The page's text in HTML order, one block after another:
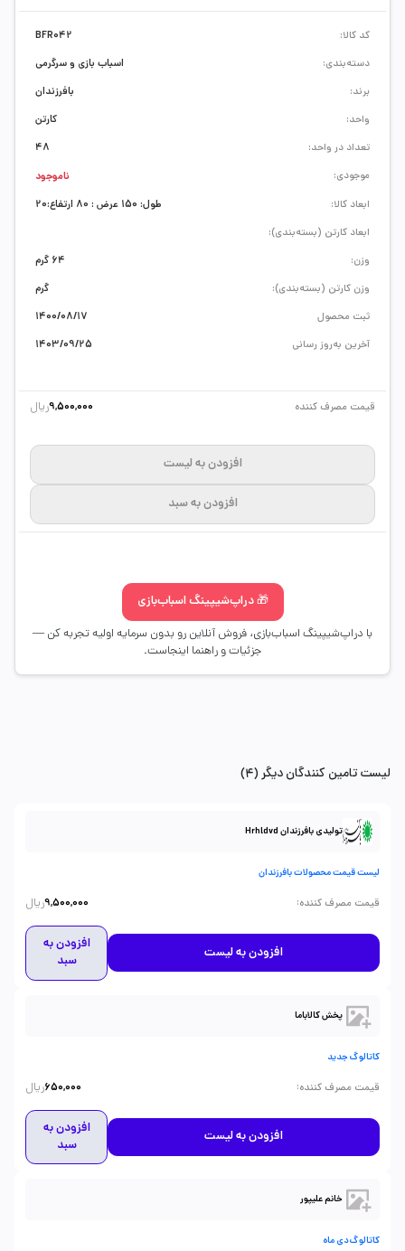
ابعاد کالا:
طول: 150 عرض : 80 ارتفاع:20
ابعاد کارتن (بسته‌بندی):
وزن:
64 گرم
وزن کارتن (بسته‌بندی):
گرم
ثبت محصول
1400/08/17
آخرین به‌روز رسانی
1403/09/25
کد کالا:
BFR042
دسته‌بندی:
اسباب بازی و سرگرمی
برند:
بافرزندان
واحد:
کارتن
تعداد در واحد:
48
موجودی:
ناموجود
قیمت مصرف کننده 9,500,000ریال
افزودن به لیست
افزودن به سبد
🎁 دراپ‌شیپینگ اسباب‌بازی
با دراپ‌شیپینگ اسباب‌بازی، فروش آنلاین رو بدون سرمایه اولیه تجربه کن —
جزئیات و راهنما اینجاست.
لیست تامین کنندگان دیگر (4)
تولیدی بافرزندان Hrhldvd
لیست قیمت محصولات بافرزندان
قیمت مصرف کننده:
9,500,000ریال
افزودن به لیست
افزودن به
سبد
پخش کالاباما
کاتالوگ جدید
قیمت مصرف کننده:
650,000ریال
افزودن به لیست
افزودن به
سبد
خانم علیپور
کاتالوگ دی ماه